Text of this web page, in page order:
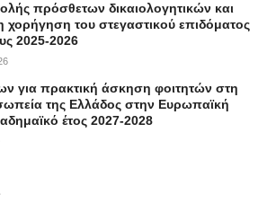
πρόσθετων δικαιολογητικών και
χορήγηση του στεγαστικού επιδόματος
2025-2026
για πρακτική άσκηση φοιτητών στη
της Ελλάδος στην Ευρωπαϊκή
έτος 2027-2028